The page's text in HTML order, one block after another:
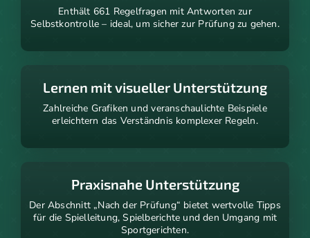
Enthält 661 Regelfragen mit Antworten zur
Selbstkontrolle – ideal, um sicher zur Prüfung zu gehen.
Lernen mit visueller Unterstützung
Zahlreiche Grafiken und veranschaulichte Beispiele
erleichtern das Verständnis komplexer Regeln.
Praxisnahe Unterstützung
Der Abschnitt „Nach der Prüfung“ bietet wertvolle Tipps
für die Spielleitung, Spielberichte und den Umgang mit
Sportgerichten.